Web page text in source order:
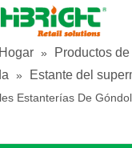
Hogar » Productos
» Estante del
Estanterías De